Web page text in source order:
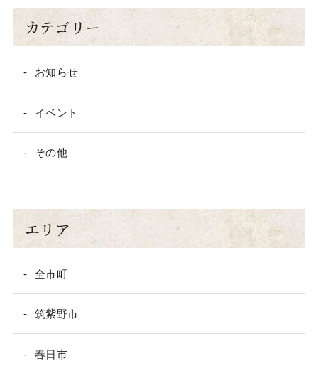
カテゴリー
お知らせ
イベント
その他
エリア
全市町
筑紫野市
春日市